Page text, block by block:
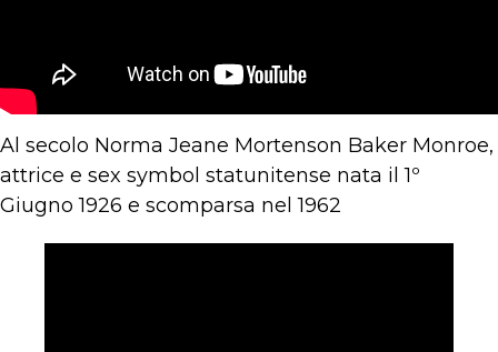
Al secolo Norma Jeane Mortenson Baker Monroe,
attrice e sex symbol statunitense nata il 1º
Giugno 1926 e scomparsa nel 1962